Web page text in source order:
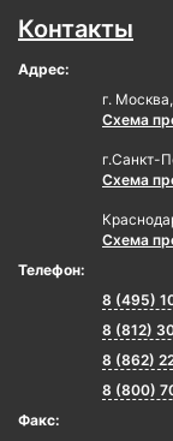
Контакты
Адрес:
г.
Схема
г.Санкт-
Схема
Схема
Телефон:
8 (495)
8 (812)
8 (862)
8 (800)
Факс: